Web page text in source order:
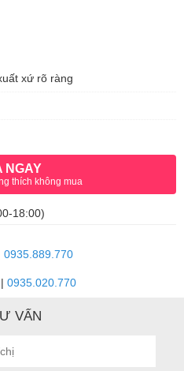
xứ rõ ràng
NGAY
thích không mua
18:00)
0935.889.770
| 0935.020.770
VẤN